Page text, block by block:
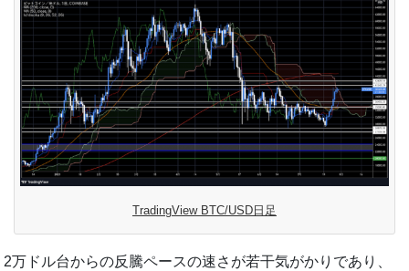
TradingView BTC/USD日足
2万ドル台からの反騰ペースの速さが若干気がかりであり、